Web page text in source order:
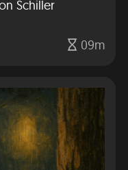
Schiller
09m